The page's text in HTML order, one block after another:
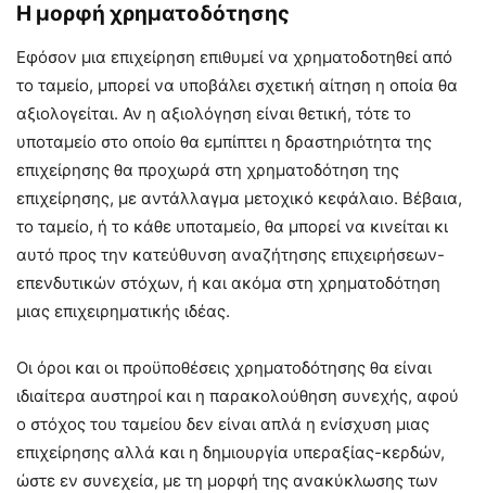
Η μορφή χρηματοδότησης
Εφόσον μια επιχείρηση επιθυμεί να χρηματοδοτηθεί από
το ταμείο, μπορεί να υποβάλει σχετική αίτηση η οποία θα
αξιολογείται. Αν η αξιολόγηση είναι θετική, τότε το
υποταμείο στο οποίο θα εμπίπτει η δραστηριότητα της
επιχείρησης θα προχωρά στη χρηματοδότηση της
επιχείρησης, με αντάλλαγμα μετοχικό κεφάλαιο. Βέβαια,
το ταμείο, ή το κάθε υποταμείο, θα μπορεί να κινείται κι
αυτό προς την κατεύθυνση αναζήτησης επιχειρήσεων-
επενδυτικών στόχων, ή και ακόμα στη χρηματοδότηση
μιας επιχειρηματικής ιδέας.
Οι όροι και οι προϋποθέσεις χρηματοδότησης θα είναι
ιδιαίτερα αυστηροί και η παρακολούθηση συνεχής, αφού
ο στόχος του ταμείου δεν είναι απλά η ενίσχυση μιας
επιχείρησης αλλά και η δημιουργία υπεραξίας-κερδών,
ώστε εν συνεχεία, με τη μορφή της ανακύκλωσης των